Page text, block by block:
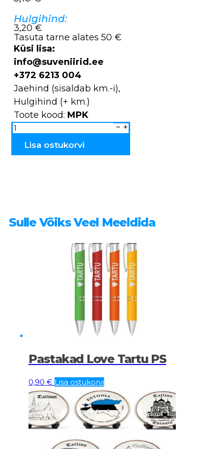
Hulgihind:
3,20 €
Tasuta tarne alates 50 €
Küsi lisa:
info@suveniirid.ee
+372 6213 004
Jaehind (sisaldab km.-i),
Hulgihind (+ km.)
Toote kood: MPK
Mäng
puidust
-
kogus
Lisa ostukorvi
Sulle Võiks Veel Meeldida
Pastakad Love Tartu PS
0,90 € Lisa ostukorvi